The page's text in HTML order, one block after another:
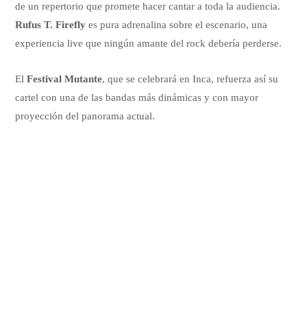
de un repertorio que promete hacer cantar a toda la audiencia.
Rufus T. Firefly es pura adrenalina sobre el escenario, una
experiencia live que ningún amante del rock debería perderse.
ElFestival Mutante, que se celebrará en Inca, refuerza así su
cartel con una de las bandas más dinámicas y con mayor
proyección del panorama actual.